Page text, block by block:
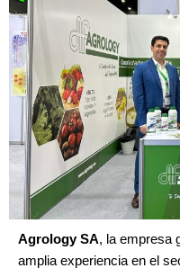
Agrology SA, la empresa
amplia experiencia en el